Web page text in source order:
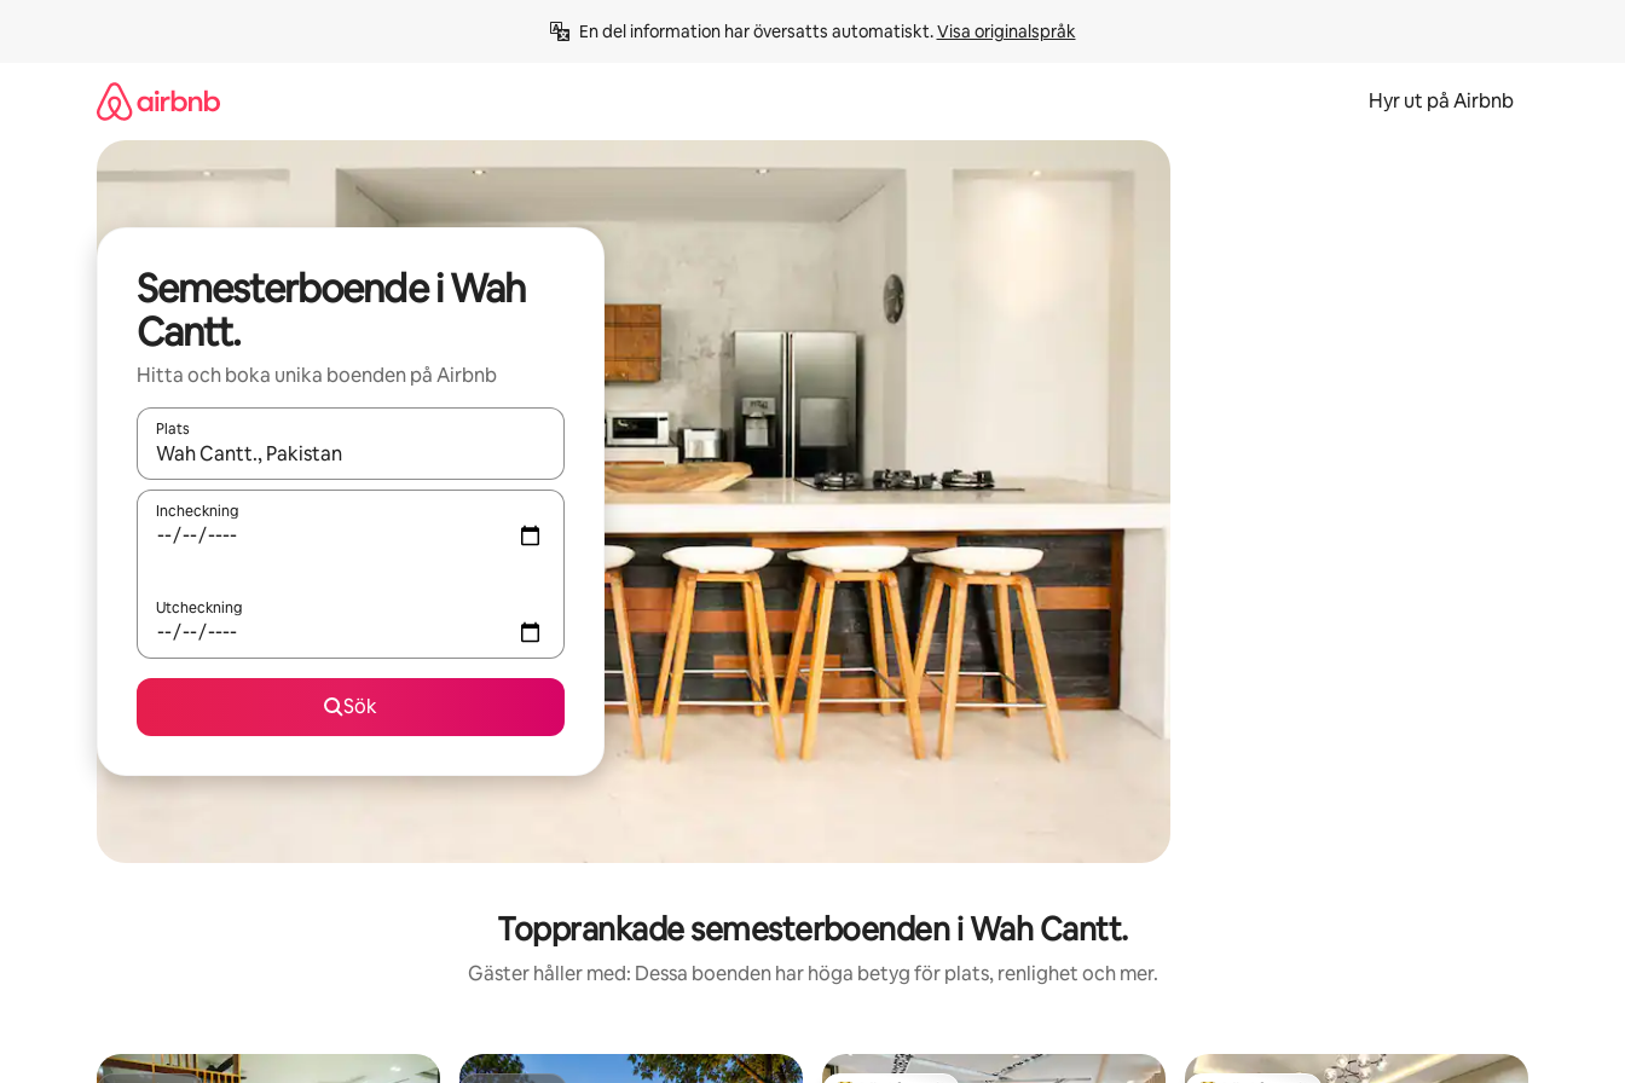
En del information har översatts automatiskt. Visa originalspråk
Hyr ut på Airbnb
Semesterboende i Wah
Cantt.
Hitta och boka unika boenden på Airbnb
Plats
När resultaten är tillgängliga kan du navigera med upp- och nedåtpilarna eller utforska genom att trycka eller svepa.
Incheckning
Utcheckning
Sök
Topprankade semesterboenden i Wah Cantt.
Gäster håller med: Dessa boenden har höga betyg för plats, renlighet och mer.